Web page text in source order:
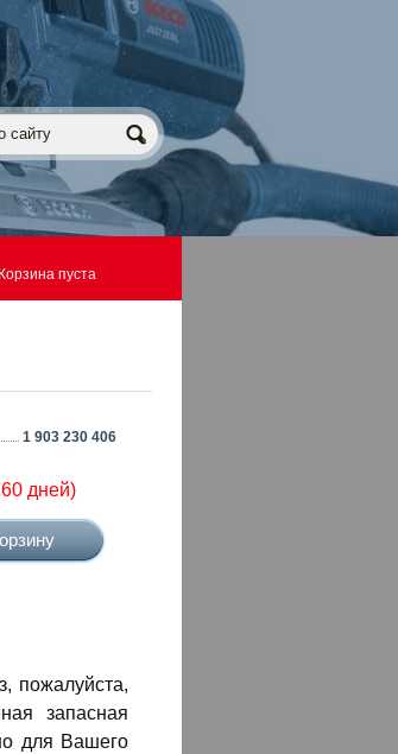
Корзина пуста
1 903 230 406
дней)
пожалуйста,
запасная
для Вашего